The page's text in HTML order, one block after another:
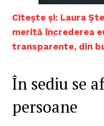
Citește și: Laura
merită încrederea
transparente, din
În sediu se
persoane